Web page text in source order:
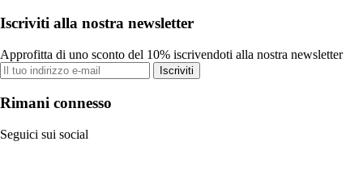
Iscriviti alla nostra newsletter
Approfitta di uno sconto del 10% iscrivendoti alla nostra newsletter
Iscriviti
Rimani connesso
Seguici sui social